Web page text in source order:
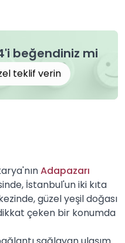
beğendiniz mi
teklif verin
Adapazarı
İstanbul'un iki kıta
güzel yeşil doğası
çeken bir konumda